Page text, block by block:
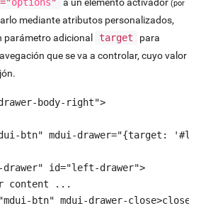
(por
mediante atributos personalizados,
parámetro adicional
target
para
que se va a controlar, cuyo valor
body-right">
btn" mdui-drawer="{target:
id="left-drawer">
content ...
btn" mdui-drawer-